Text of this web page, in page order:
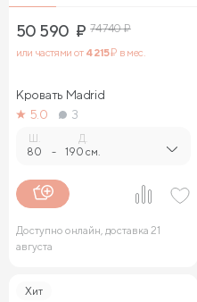
50 590 ₽ 74 740₽
или частями от 4 215₽ в мес.
Кровать Madrid
5.0
3
80 -
Д.
190 см.
Доступно онлайн, доставка 21
августа
Хит